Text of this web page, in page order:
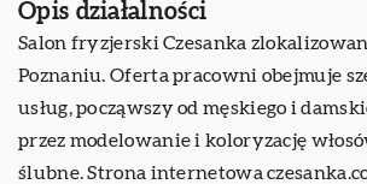
Opis działalności
Salon fryzjerski Czesanka
Poznaniu. Oferta pracowni obejmuje
usług, począwszy od męskiego i
przez modelowanie i koloryzację
ślubne. Strona internetowa